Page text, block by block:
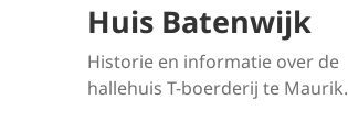
Huis Batenwijk
Historie en informatie over de
hallehuis T-boerderij te Maurik.